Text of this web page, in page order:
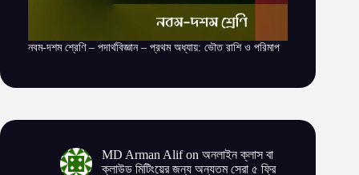
নবম-দশম শ্রেণি – পদার্থবিজ্ঞান – প্রথম অধ্যায়: ভৌত রাশি ও পরিমাপ
MD Arman Alifon অনলাইন ক্লাস বা
ক্লাউড মিটিংয়ের জন্য অন্যতম সেরা ৫ ফ্রি